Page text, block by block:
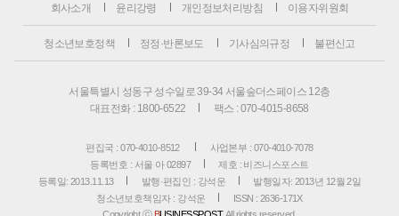
회사소개 윤리강령 개인정보처리방침 이용자위원회
청소년보호정책 정정·반론보도 기사심의규정 불편신고
서울특별시 성동구 성수일로 39-34 서울숲더스페이스 12층
대표전화 : 1800-6522
팩스 : 070-4015-8658
편집국 : 070-4010-8512
사업본부 : 070-4010-7078
등록번호 : 서울 아 02897
제호 : 비즈니스포스트
등록일: 2013.11.13
발행·편집인 : 강석운
발행일자: 2013년 12월 2일
청소년보호책임자 : 강석운
ISSN : 2636-171X